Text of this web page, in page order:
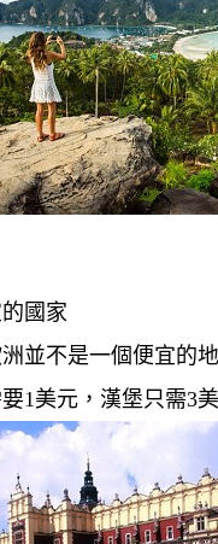
國家
並不是一個便宜的
1美元，漢堡只需3